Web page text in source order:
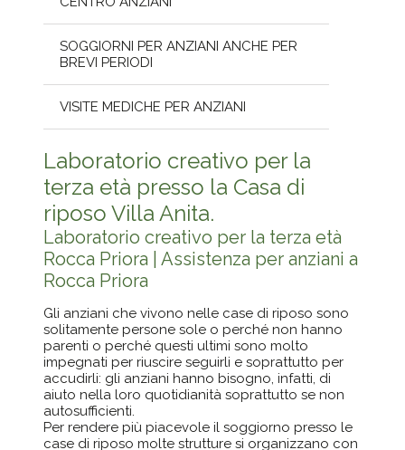
SOGGIORNI PER ANZIANI ANCHE PER
BREVI PERIODI
VISITE MEDICHE PER ANZIANI
Laboratorio creativo per la
terza età presso la Casa di
riposo Villa Anita.
Laboratorio creativo per la terza età
Rocca Priora | Assistenza per anziani a
Rocca Priora
Gli anziani che vivono nelle case di riposo sono
solitamente persone sole o perché non hanno
parenti o perché questi ultimi sono molto
impegnati per riuscire seguirli e soprattutto per
accudirli: gli anziani hanno bisogno, infatti, di
aiuto nella loro quotidianità soprattutto se non
autosufficienti.
Per rendere più piacevole il soggiorno presso le
case di riposo molte strutture si organizzano con